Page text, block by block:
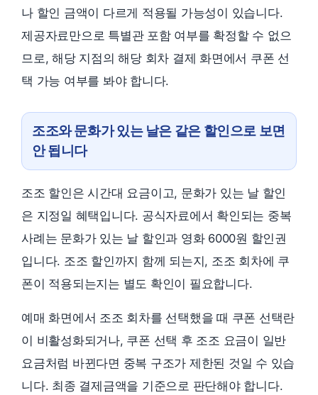
나 할인 금액이 다르게 적용될 가능성이 있습니다.
제공자료만으로 특별관 포함 여부를 확정할 수 없으
므로, 해당 지점의 해당 회차 결제 화면에서 쿠폰 선
택 가능 여부를 봐야 합니다.
조조와 문화가 있는 날은 같은 할인으로 보면
안 됩니다
조조 할인은 시간대 요금이고, 문화가 있는 날 할인
은 지정일 혜택입니다. 공식자료에서 확인되는 중복
사례는 문화가 있는 날 할인과 영화 6000원 할인권
입니다. 조조 할인까지 함께 되는지, 조조 회차에 쿠
폰이 적용되는지는 별도 확인이 필요합니다.
예매 화면에서 조조 회차를 선택했을 때 쿠폰 선택란
이 비활성화되거나, 쿠폰 선택 후 조조 요금이 일반
요금처럼 바뀐다면 중복 구조가 제한된 것일 수 있습
니다. 최종 결제금액을 기준으로 판단해야 합니다.